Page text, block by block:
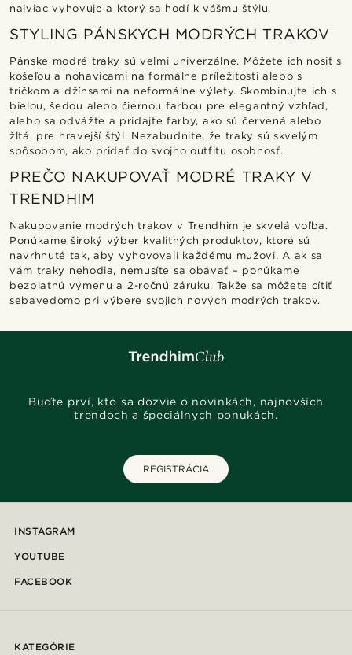
najviac vyhovuje a ktorý sa hodí k vášmu štýlu.
STYLING PÁNSKYCH MODRÝCH TRAKOV
Pánske modré traky sú veľmi univerzálne. Môžete ich nosiť s
košeľou a nohavicami na formálne príležitosti alebo s
tričkom a džínsami na neformálne výlety. Skombinujte ich s
bielou, šedou alebo čiernou farbou pre elegantný vzhľad,
alebo sa odvážte a pridajte farby, ako sú červená alebo
žltá, pre hravejší štýl. Nezabudnite, že traky sú skvelým
spôsobom, ako pridať do svojho outfitu osobnosť.
PREČO NAKUPOVAŤ MODRÉ TRAKY V
TRENDHIM
Nakupovanie modrých trakov v Trendhim je skvelá voľba.
Ponúkame široký výber kvalitných produktov, ktoré sú
navrhnuté tak, aby vyhovovali každému mužovi. A ak sa
vám traky nehodia, nemusíte sa obávať – ponúkame
bezplatnú výmenu a 2-ročnú záruku. Takže sa môžete cítiť
sebavedomo pri výbere svojich nových modrých trakov.
Buďte prví, kto sa dozvie o novinkách, najnovších
trendoch a špeciálnych ponukách.
REGISTRÁCIA
INSTAGRAM
YOUTUBE
FACEBOOK
KATEGÓRIE